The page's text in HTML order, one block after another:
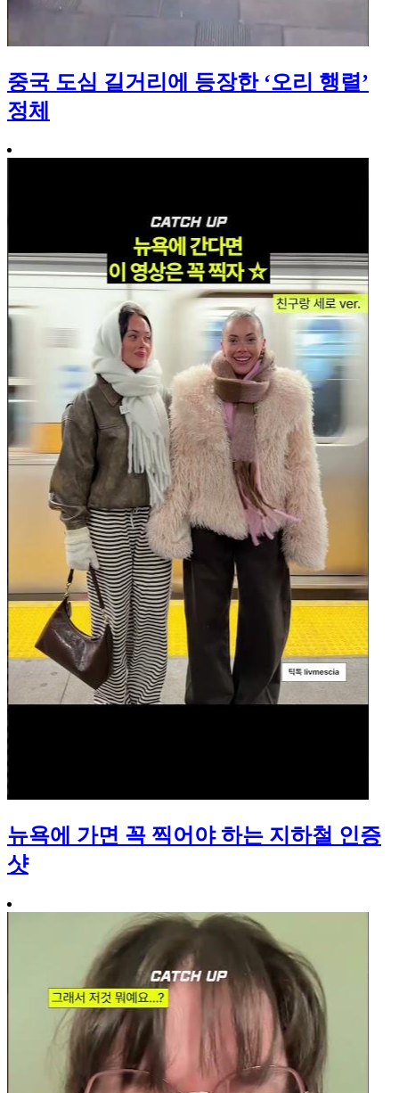
중국 도심 길거리에 등장한 ‘오리 행렬’
정체
뉴욕에 가면 꼭 찍어야 하는 지하철 인증
샷